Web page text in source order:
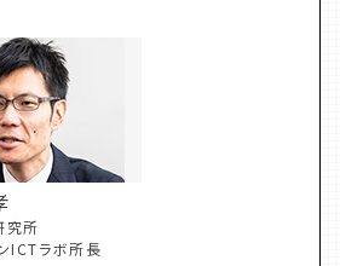
究所
ICTラボ所長